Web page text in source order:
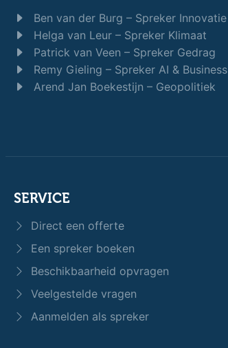
Ben van der Burg – Spreker Innovatie
Helga van Leur – Spreker Klimaat
Patrick van Veen – Spreker Gedrag
Remy Gieling – Spreker AI & Business
Arend Jan Boekestijn – Geopolitiek
SERVICE
Direct een offerte
Een spreker boeken
Beschikbaarheid opvragen
Veelgestelde vragen
Aanmelden als spreker